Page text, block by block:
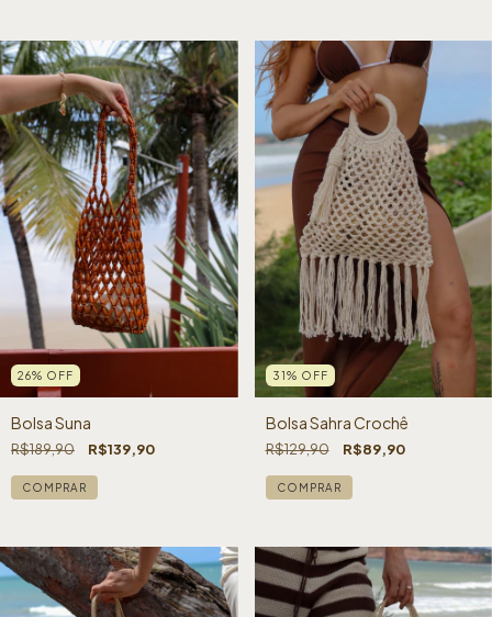
26% OFF
Bolsa Suna
R$189,90 R$139,90
31% OFF
Bolsa Sahra Crochê
R$129,90 R$89,90